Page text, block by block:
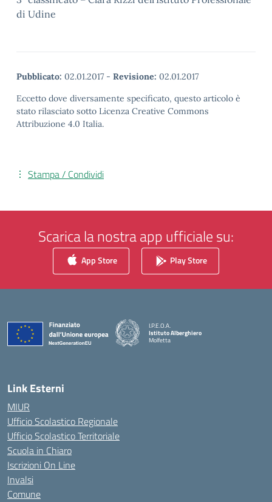
di Udine
Pubblicato: 02.01.2017 - Revisione: 02.01.2017
Eccetto dove diversamente specificato, questo articolo è
stato rilasciato sotto Licenza Creative Commons
Attribuzione 4.0 Italia.
Stampa / Condividi
Scarica la nostra app ufficiale su:
App Store Play Store
I.P.E.O.A.
Istituto Alberghiero
Molfetta
Link Esterni
MIUR
Ufficio Scolastico Regionale
Ufficio Scolastico Territoriale
Scuola in Chiaro
Iscrizioni On Line
Invalsi
Comune